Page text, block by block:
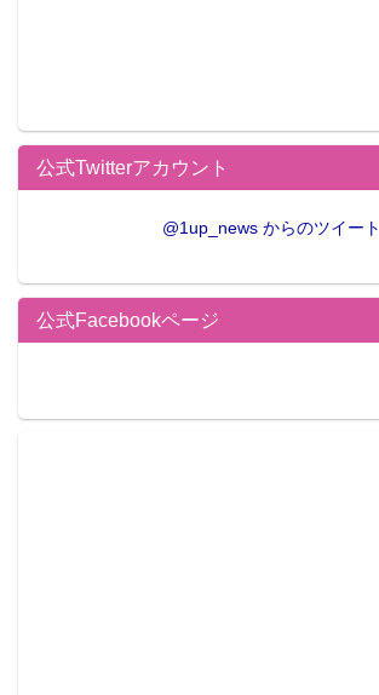
公式Twitterアカウント
@1up_news からのツイート
公式Facebookページ